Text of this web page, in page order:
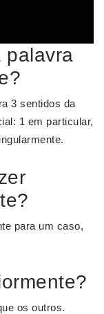
palavra
3 sentidos da
1 em particular,
para um caso,
os outros.